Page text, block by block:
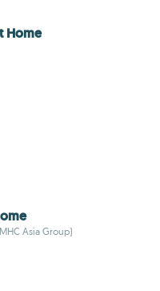
Home
Asia Group)